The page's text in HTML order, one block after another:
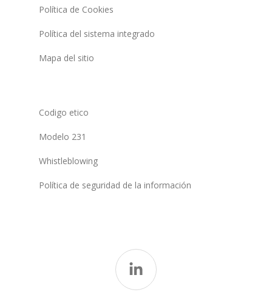
Política de Cookies
Política del sistema integrado
Mapa del sitio
Codigo etico
Modelo 231
Whistleblowing
Política de seguridad de la información